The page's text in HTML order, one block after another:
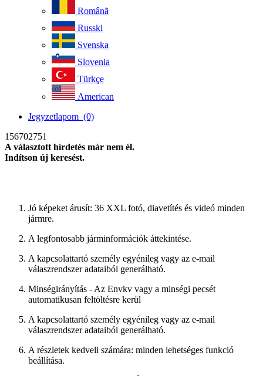
Românã
Russki
Svenska
Slovenia
Türkçe
American
Jegyzetlapom (0)
156702751
A választott hírdetés már nem él.
Indítson új keresést.
Jó képeket árusít: 36 XXL fotó, diavetítés és videó minden
jármre.
A legfontosabb járminformációk áttekintése.
A kapcsolattartó személy egyénileg vagy az e-mail
válaszrendszer adataiból generálható.
Minségirányítás - Az Envkv vagy a minségi pecsét
automatikusan feltöltésre kerül
A kapcsolattartó személy egyénileg vagy az e-mail
válaszrendszer adataiból generálható.
A részletek kedveli számára: minden lehetséges funkció
beállítása.